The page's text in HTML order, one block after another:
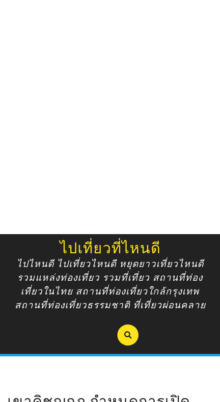
content
ไปเที่ยวที่ไหนดี
ไปไหนดี ไปเที่ยวไหนดี หยุดยาวเที่ยวไหนดี
รวมแหล่งท่องเที่ยว รวมที่เที่ยว สถานที่ท่อง
เที่ยวในไทย สถานที่ท่องเที่ยวใกล้กรุงเทพ
สถานที่ท่องเที่ยวธรรมชาติ ที่เที่ยวผ่อนคลาย